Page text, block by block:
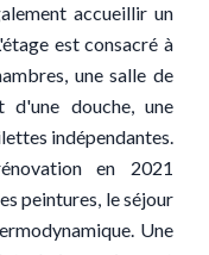
accueillir un
est consacré à
une salle de
d'une douche, une
indépendantes.
en 2021
peintures, le séjour
Une